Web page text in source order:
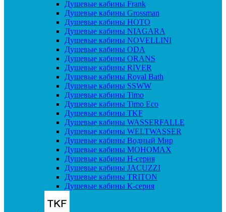
Душевые кабины Frank
Душевые кабины Grossman
Душевые кабины HOTO
Душевые кабины NIAGARA
Душевые кабины NOVELLINI
Душевые кабины ODA
Душевые кабины ORANS
Душевые кабины RIVER
Душевые кабины Royal Bath
Душевые кабины SSWW
Душевые кабины Timo
Душевые кабины Timo Eco
Душевые кабины TKF
Душевые кабины WASSERFALLE
Душевые кабины WELTWASSER
Душевые кабины Водный Мир
Душевые кабины МОНОМАХ
Душевые кабины H-серия
Душевые кабины JACUZZI
Душевые кабины TRITON
Душевые кабины К-серия